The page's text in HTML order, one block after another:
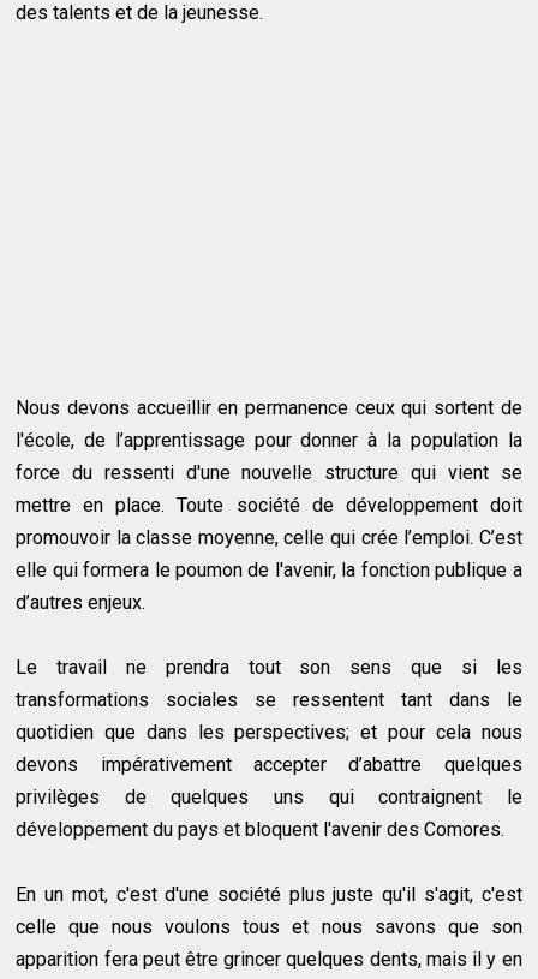
des talents et de la jeunesse.
Nous devons accueillir en permanence ceux qui sortent de
l'école, de l’apprentissage pour donner à la population la
force du ressenti d'une nouvelle structure qui vient se
mettre en place. Toute société de développement doit
promouvoir la classe moyenne, celle qui crée l’emploi. C’est
elle qui formera le poumon de l'avenir, la fonction publique a
d’autres enjeux.
Le travail ne prendra tout son sens que si les
transformations sociales se ressentent tant dans le
quotidien que dans les perspectives; et pour cela nous
devons impérativement accepter d’abattre quelques
privilèges de quelques uns qui contraignent le
développement du pays et bloquent l'avenir des Comores.
En un mot, c'est d'une société plus juste qu'il s'agit, c'est
celle que nous voulons tous et nous savons que son
apparition fera peut être grincer quelques dents, mais il y en